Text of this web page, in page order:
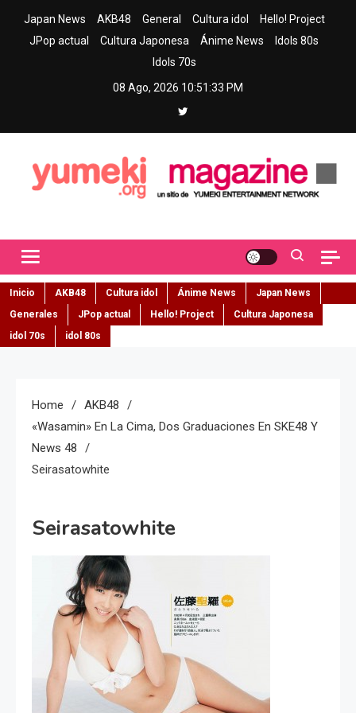
Japan News AKB48 General Cultura idol
Hello! Project
JPop actual
Cultura Japonesa Ánime News
Idols 80s
Idols 70s
08 Ago, 2026 10:51:34 PM
Inicio AKB48 Cultura idol Ánime News
Japan News
Generales
JPop actual Hello! Project
Cultura Japonesa
idol 70s
idol 80s
Home
AKB48
«Wasamin» En La Cima, Dos Graduaciones En SKE48 Y
News 48
Seirasatowhite
Seirasatowhite